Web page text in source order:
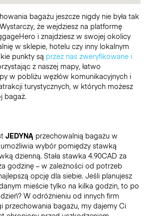
bagażu jeszcze nigdy nie była tak
że wejdziesz na platformę
i znajdziesz w swojej okolicy
w sklepie, hotelu czy inny lokalnym
punkty są przez nas zweryfikowane i
z naszej mapy, łatwo
w pobliżu węzłów komunikacyjnych i
turystycznych, w których możesz
bagaż.
JEDYNĄprzechowalnią bagażu w
wybór pomiędzy stawką
dzienną. Stała stawka 4.90CAD za
godzinę – w zależności od potrzeb
opcję dla siebie. Jeśli planujesz
mieście tylko na kilka godzin, to po
dzień? W odróżnieniu od innych firm
przechowania bagażu, my dajemy Ci